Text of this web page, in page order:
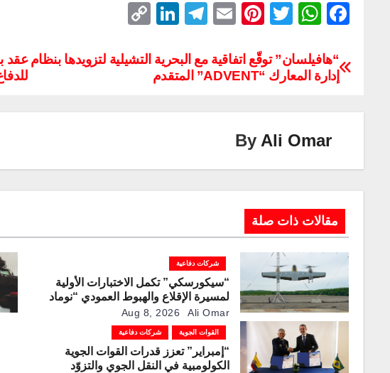
F
c
e
o
k
W
at
s
p
T
tt
er
Pi
er
e
E
ail
T
e
gr
Li
k
e
p
عقد “هافيلسان” توقّع اتفاقية مع البحرية التشيلية لتزويدها بنظام
إدارة المعارك “ADVENT” المتقدم
By Ali Omar
مقالات ذات صلة
شركات دفاعية
“سيكورسكي” تكمل الاختبارات الأولية
لمسيرة الإقلاع والهبوط العمودي “نوماد
100”
Aug 8, 2026 Ali Omar
القوات الجوية شركات دفاعية
“إمبراير” تعزز قدرات القوات الجوية
الكولومبية في النقل الجوي والتزوّد